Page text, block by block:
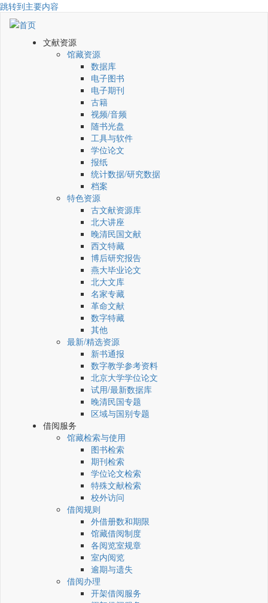
跳转到主要内容
文献资源
馆藏资源
数据库
电子图书
电子期刊
古籍
视频/音频
随书光盘
工具与软件
学位论文
报纸
统计数据/研究数据
档案
特色资源
古文献资源库
北大讲座
晚清民国文献
西文特藏
博后研究报告
燕大毕业论文
北大文库
名家专藏
革命文献
数字特藏
其他
最新/精选资源
新书通报
数字教学参考资料
北京大学学位论文
试用/最新数据库
晚清民国专题
区域与国别专题
借阅服务
馆藏检索与使用
图书检索
期刊检索
学位论文检索
特殊文献检索
校外访问
借阅规则
外借册数和期限
馆藏借阅制度
各阅览室规章
室内阅览
逾期与遗失
借阅办理
开架借阅服务